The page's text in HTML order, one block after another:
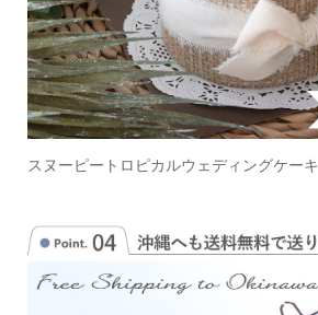
スヌーピートロピカルウェディングケーキ